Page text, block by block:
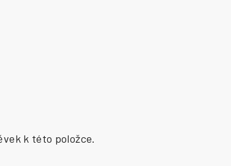
k této položce.